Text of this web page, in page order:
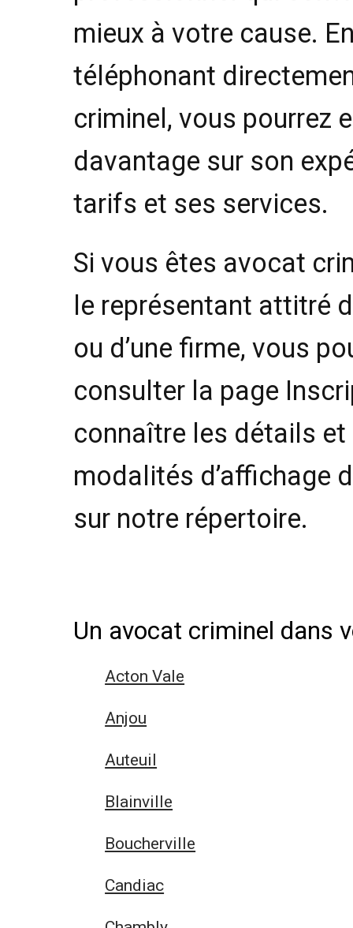
mieux à votre cause.
téléphonant
criminel, vous pourrez
davantage sur son
tarifs et ses services.
Si vous êtes avocat
le représentant attitré
ou d’une firme, vous
consulter la page
connaître les détails et
modalités d’affichage
sur notre répertoire.
Un avocat criminel dans
Acton Vale
Anjou
Auteuil
Blainville
Boucherville
Candiac